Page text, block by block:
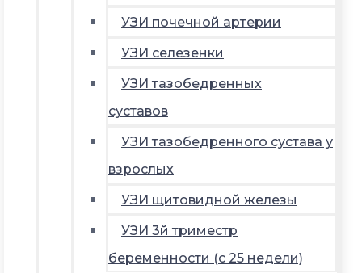
УЗИ почечной артерии
УЗИ селезенки
УЗИ тазобедренных
суставов
УЗИ тазобедренного сустава у
взрослых
УЗИ щитовидной железы
УЗИ 3й триместр
беременности (с 25 недели)